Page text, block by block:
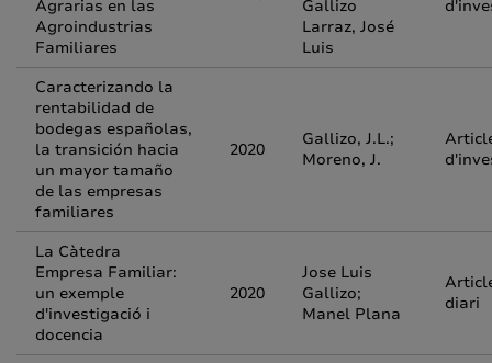
Agrarias en las
Agroindustrias
Familiares
Gallizo
Larraz, José
Luis
Caracterizando la
rentabilidad de
bodegas españolas,
la transición hacia
un mayor tamaño
de las empresas
familiares
2020
Gallizo, J.L.;
Moreno, J.
La Càtedra
Empresa Familiar:
un exemple
d'investigació i
docencia
2020
Jose Luis
Gallizo;
Manel Plana
diari